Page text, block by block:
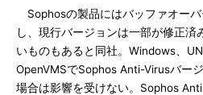
Sophosの製品にはバッファオー
し、現行バージョンは一部が修正済
いものもあると同社。Windows、
OpenVMSでSophos Anti-Virusバー
場合は影響を受けない。Sophos